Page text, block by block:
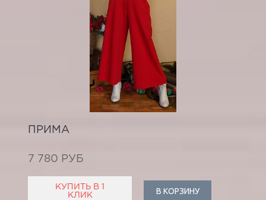
ПРИМА
7 780 РУБ
КУПИТЬ В 1
КЛИК
В КОРЗИНУ